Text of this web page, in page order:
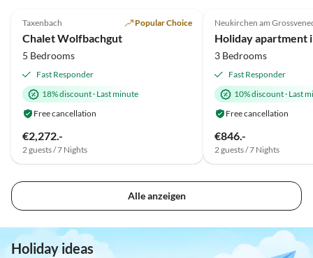
Taxenbach Popular Choice
Chalet Wolfbachgut
5 Bedrooms
Fast Responder
18% discount· Last minute
Free cancellation
€2,272.-
2 guests / 7 Nights
Super Host
Neukirchen am
3 Bedrooms
Fast Responder
10% discount· Last
Free cancellation
€846.-
2 guests / 7 Nights
Alle anzeigen
Holiday ideas